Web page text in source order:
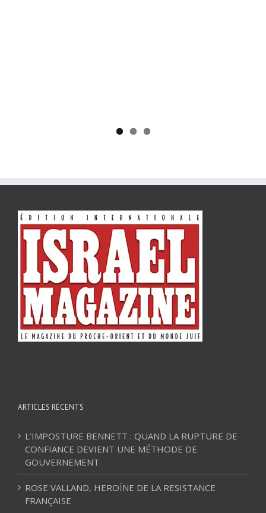
ARTICLES RÉCENTS
L’IMPOSTURE BENNETT : QUAND LA RUPTURE DE
CONFIANCE DEVIENT UNE MÉTHODE DE
GOUVERNEMENT
ROSE VALLAND, HEROÏNE DE LA RESISTANCE
FRANÇAISE